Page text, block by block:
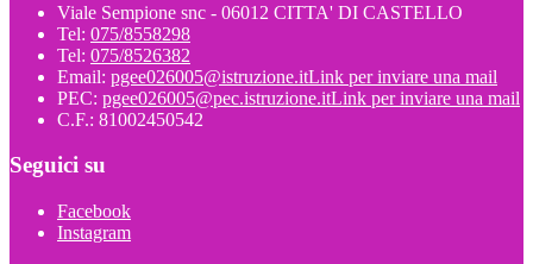
Viale Sempione snc - 06012 CITTA' DI CASTELLO
Tel: 075/8558298
Tel: 075/8526382
Email: pgee026005@istruzione.itLink per inviare una mail
PEC: pgee026005@pec.istruzione.itLink per inviare una mail
C.F.: 81002450542
Seguici su
Facebook
Instagram